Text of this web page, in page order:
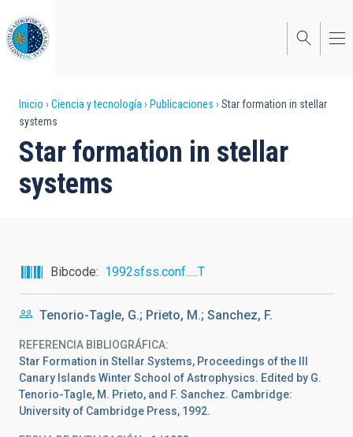
al
contenido
principal
Sobrescribir
enlaces
de
ayuda
navegación
Inicio Ciencia y tecnología Publicaciones
Star formation in stellar
systems
Star formation in stellar
systems
Bibcode 1992sfss.conf.....T
Tenorio-Tagle, G.; Prieto, M.; Sanchez, F.
REFERENCIA BIBLIOGRÁFICA
Star Formation in Stellar Systems, Proceedings of the III
Canary Islands Winter School of Astrophysics. Edited by G.
Tenorio-Tagle, M. Prieto, and F. Sanchez. Cambridge:
University of Cambridge Press, 1992.